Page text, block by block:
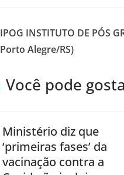
b
o
k
er e
IPOG INSTITUTO DE PÓS
Porto Alegre/RS)
Você pode
Ministério diz que
‘primeiras fases’ da
vacinação contra a